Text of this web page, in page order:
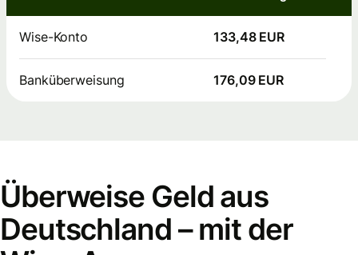
Wise-Konto 133,48 EUR
Banküberweisung 176,09 EUR
Überweise Geld aus
Deutschland – mit der